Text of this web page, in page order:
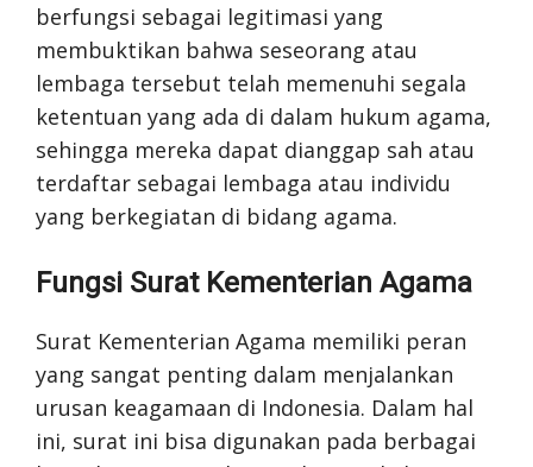
berfungsi sebagai legitimasi yang
membuktikan bahwa seseorang atau
lembaga tersebut telah memenuhi segala
ketentuan yang ada di dalam hukum agama,
sehingga mereka dapat dianggap sah atau
terdaftar sebagai lembaga atau individu
yang berkegiatan di bidang agama.
Fungsi Surat Kementerian Agama
Surat Kementerian Agama memiliki peran
yang sangat penting dalam menjalankan
urusan keagamaan di Indonesia. Dalam hal
ini, surat ini bisa digunakan pada berbagai